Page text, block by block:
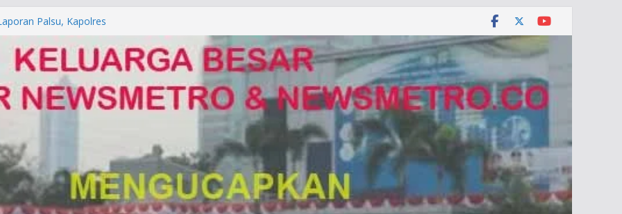
ke Mabes Polri
Palsu, Kapolres
PUNGLI SIM
Alam di Jawa Barat yang
KUHAP Baru 2026, Tegaskan
Dipidana
DENPASAR DAN
POLDA BALI DIDUGA